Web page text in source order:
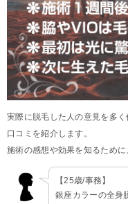
実際に脱毛した人の意見を多
口コミを紹介します。
施術の感想や効果を知るため
【25歳/事務】
銀座カラーの全身